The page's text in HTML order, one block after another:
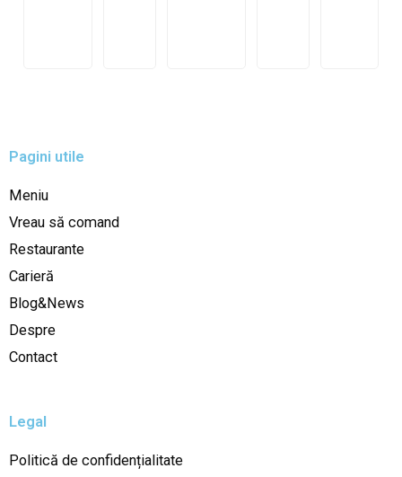
Pagini utile
Meniu
Vreau să comand
Restaurante
Carieră
Blog&News
Despre
Contact
Legal
Politică de confidențialitate